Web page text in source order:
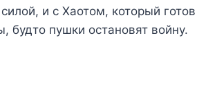
и с Хаотом, который
будто пушки остановят войну.